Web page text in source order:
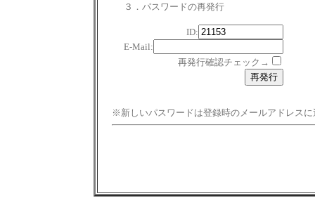
３．パスワードの再発行
ID:
E-Mail:
再発行確認チェック→
※新しいパスワードは登録時のメールアドレスに